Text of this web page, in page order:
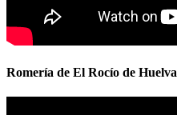
Romería de El Rocío de Huelva